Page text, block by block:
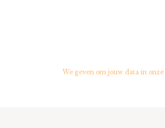
We geven om jouw data in onze